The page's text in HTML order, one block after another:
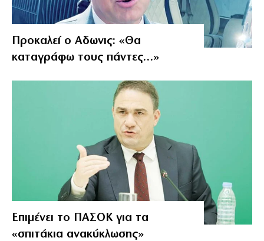
Προκαλεί ο Αδωνις: «Θα
καταγράφω τους πάντες…»
Επιμένει το ΠΑΣΟΚ για τα
«σπιτάκια ανακύκλωσης»